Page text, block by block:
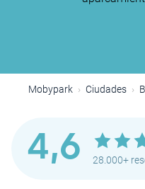
Mobypark Ciudades
4,6 28.000+